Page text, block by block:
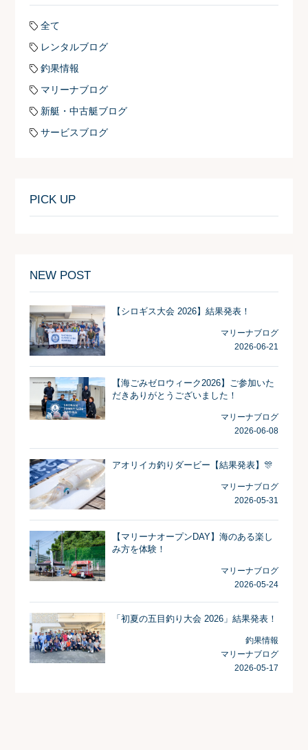
全て
レンタルブログ
釣果情報
マリーナブログ
新艇・中古艇ブログ
サービスブログ
PICK UP
NEW POST
【シロギス大会 2026】結果発表！
マリーナブログ
2026-06-21
【海ごみゼロウィーク2026】ご参加いた
だきありがとうございました！
マリーナブログ
2026-06-08
アオリイカ釣りダービー【結果発表】🎊
マリーナブログ
2026-05-31
【マリーナオープンDAY】海のある楽し
み方を体験！
マリーナブログ
2026-05-24
「初夏の五目釣り大会 2026」結果発表！
釣果情報
マリーナブログ
2026-05-17